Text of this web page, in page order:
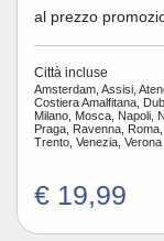
al prezzo
Città incluse
Amsterdam, Assisi,
Costiera Amalfitana,
Milano, Mosca, Napoli,
Praga, Ravenna,
Trento, Venezia,
€ 19,99